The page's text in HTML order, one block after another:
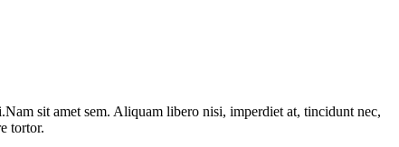
sit amet sem. Aliquam libero nisi, imperdiet at, tincidunt nec,
tortor.